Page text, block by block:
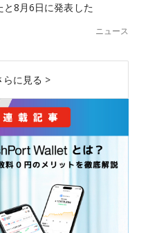
8月6日に発表した
ニュース
らに見る >